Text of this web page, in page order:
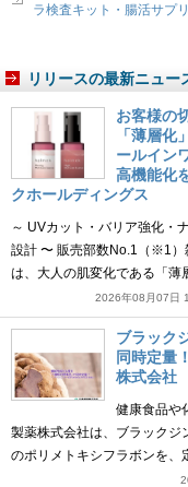
ラ検査キット・腸活サプ
リリースの最新ニュー
お客様の
「薄層
ールイン
高機能化
クホールディングス
～ UVカット・バリア強化・
設計 〜 販売部数No.1（※1）
は、大人の肌変化である「
2026年08月07日
ブラック
同時定量
株式会社
健康食品や
製薬株式会社は、ブラック
のポリメトキシフラボンを